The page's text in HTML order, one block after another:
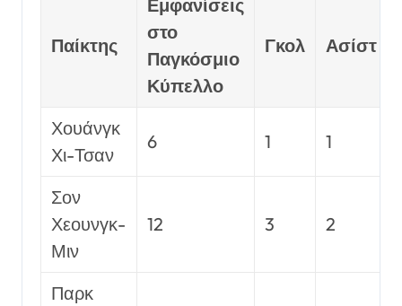
Παίκτης
Εμφανίσεις
στο
Παγκόσμιο
Κύπελλο
Γκολ Ασίστ
Χουάνγκ
Χι-Τσαν
6 1 1
Σον
Χεουνγκ-
Μιν
12 3 2
Παρκ